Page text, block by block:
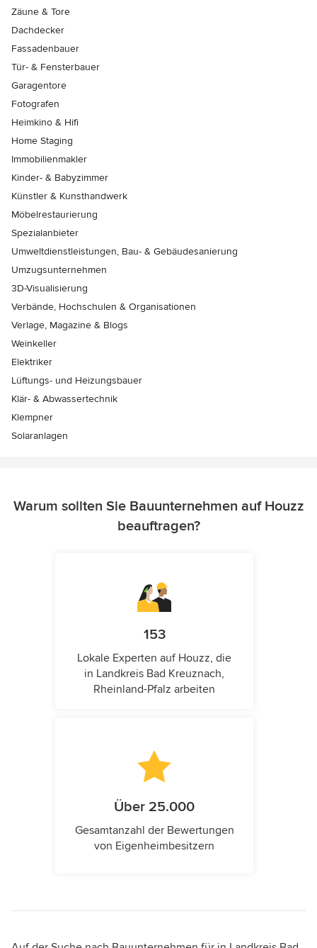
Zäune & Tore
Dachdecker
Fassadenbauer
Tür- & Fensterbauer
Garagentore
Fotografen
Heimkino & Hifi
Home Staging
Immobilienmakler
Kinder- & Babyzimmer
Künstler & Kunsthandwerk
Möbelrestaurierung
Spezialanbieter
Umweltdienstleistungen, Bau- & Gebäudesanierung
Umzugsunternehmen
3D-Visualisierung
Verbände, Hochschulen & Organisationen
Verlage, Magazine & Blogs
Weinkeller
Elektriker
Lüftungs- und Heizungsbauer
Klär- & Abwassertechnik
Klempner
Solaranlagen
Warum sollten Sie Bauunternehmen auf Houzz
beauftragen?
153
Lokale Experten auf Houzz, die
in Landkreis Bad Kreuznach,
Rheinland-Pfalz arbeiten
Über 25.000
Gesamtanzahl der Bewertungen
von Eigenheimbesitzern